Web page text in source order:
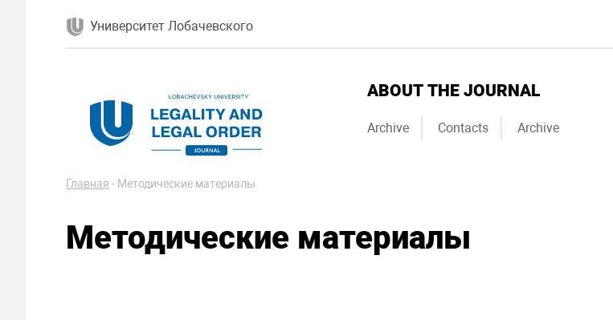
Университет Лобачевского
ABOUT THE JOURNAL
Archive Contacts Archive
Главная - Методические материалы
Методические материалы